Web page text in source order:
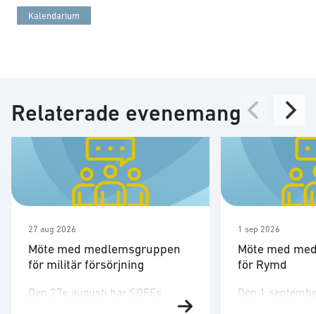
Kalendarium
Relaterade evenemang
27 aug 2026
Möte med medlemsgruppen
för militär försörjning
Den 27e augusti har SOFFs
1 sep 2026
Möte med
för Rymd
Den 1